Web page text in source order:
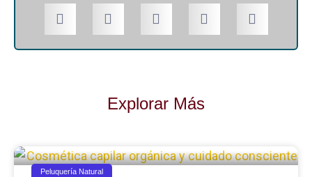
Explorar Más
Peluquería Natural